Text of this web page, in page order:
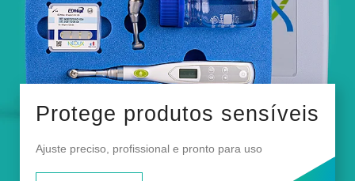
Protege produtos sensíveis
Ajuste preciso, profissional e pronto para uso